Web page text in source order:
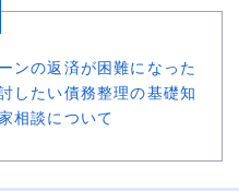
ンの返済が困難になった
したい債務整理の基礎知
相談について